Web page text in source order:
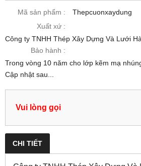
Mã sản phẩm :
Thepcuonxaydung
Xuất xứ :
Công ty TNHH Thép Xây Dựng Và Lưới
Bảo hành :
Trong vòng 10 năm cho lớp kẽm mạ
Cập nhật sau...
Vui lòng gọi
CHI TIẾT